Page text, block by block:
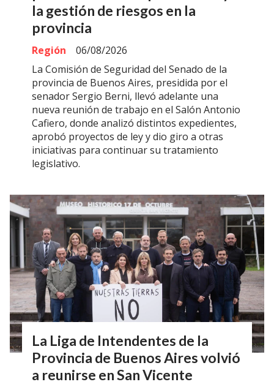
la gestión de riesgos en la
provincia
Región
06/08/2026
La Comisión de Seguridad del Senado de la
provincia de Buenos Aires, presidida por el
senador Sergio Berni, llevó adelante una
nueva reunión de trabajo en el Salón Antonio
Cafiero, donde analizó distintos expedientes,
aprobó proyectos de ley y dio giro a otras
iniciativas para continuar su tratamiento
legislativo.
La Liga de Intendentes de la
Provincia de Buenos Aires volvió
a reunirse en San Vicente